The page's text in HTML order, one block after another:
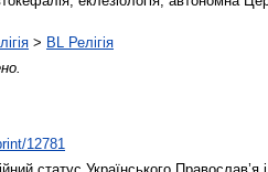
> BL Релігія
12781